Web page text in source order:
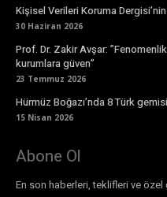
Kişisel Verileri Koruma Dergisi’nin
30 Haziran 2026
Prof. Dr. Zakir Avşar:
kurumlara güven”
23 Temmuz 2026
Hürmüz Boğazı’nda 8 Türk
15 Nisan 2026
Abone Ol
En son haberleri, teklifleri ve